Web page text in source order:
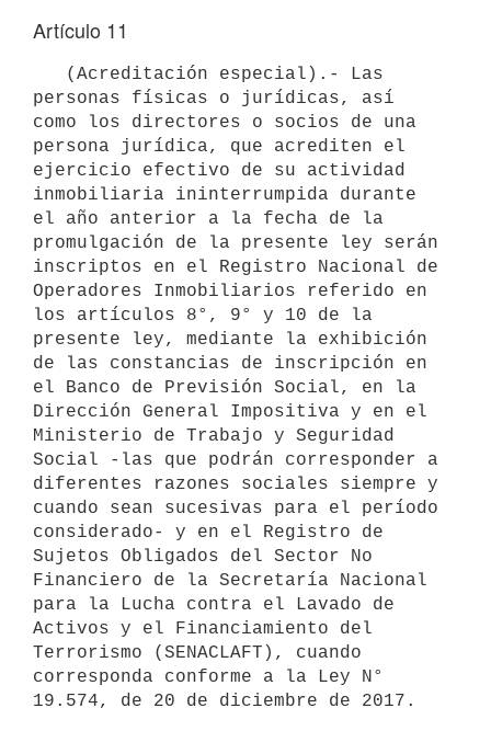
Artículo 11
personas físicas o jurídicas, así
como los directores o socios de una
persona jurídica, que acrediten el
ejercicio efectivo de su actividad
inmobiliaria ininterrumpida durante
el año anterior a la fecha de la
promulgación de la presente ley serán
inscriptos en el Registro Nacional de
Operadores Inmobiliarios referido en
los artículos 8°, 9° y 10 de la
presente ley, mediante la exhibición
de las constancias de inscripción en
el Banco de Previsión Social, en la
Dirección General Impositiva y en el
Ministerio de Trabajo y Seguridad
Social -las que podrán corresponder a
diferentes razones sociales siempre y
cuando sean sucesivas para el período
considerado- y en el Registro de
Sujetos Obligados del Sector No
Financiero de la Secretaría Nacional
para la Lucha contra el Lavado de
Activos y el Financiamiento del
Terrorismo (SENACLAFT), cuando
corresponda conforme a la Ley N°
19.574, de 20 de diciembre de 2017.